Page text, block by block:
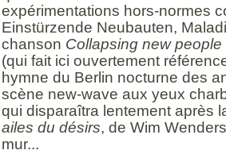
expérimentations hors-normes
Einstürzende Neubauten,
chanson Collapsing new people
(qui fait ici ouvertement
hymne du Berlin nocturne des
scène new-wave aux yeux
qui disparaîtra lentement après
ailes du désirs, de Wim
mur...